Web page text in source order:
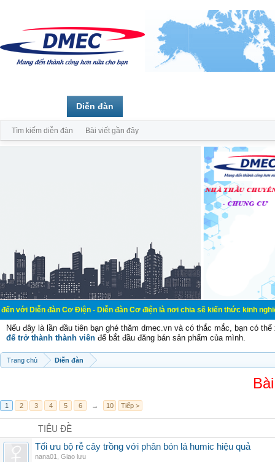
đàn Cơ Điện - Diễn đàn Cơ điện là nơi chia sẽ kiến thức kinh nghiệm
Nếu đây là lần đầu tiên bạn ghé thăm dmec.vn và có thắc mắc, bạn có
để trở thành thành viên để bắt đầu đăng bán sản phẩm của mình.
Trang chủ Diễn đàn
1 2 3 4 5 6 → 10 Tiếp >
TIÊU ĐỀ
Tối ưu bộ rễ cây trồng với phân bón lá humic hiệu quả
nana01
Giao lưu
Diễn đàn
Tìm kiếm diễn đàn Bài viết gần đây